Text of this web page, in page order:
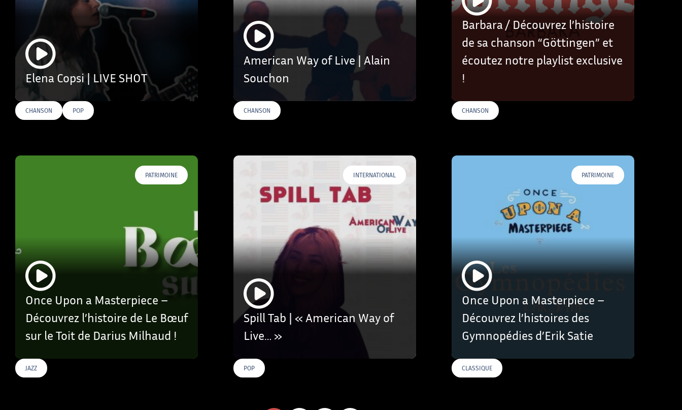
Elena Copsi | LIVE SHOT
CHANSON POP
American Way of Live | Alain
Souchon
CHANSON
Barbara / Découvrez l’histoire
de sa chanson “Göttingen” et
écoutez notre playlist exclusive
!
CHANSON
PATRIMOINE
Once Upon a Masterpiece –
Découvrez l’histoire de Le Bœuf
sur le Toit de Darius Milhaud !
JAZZ
INTERNATIONAL
Spill Tab | « American Way of
Live… »
POP
PATRIMOINE
Once Upon a Masterpiece –
Découvrez l’histoires des
Gymnopédies d’Erik Satie
CLASSIQUE